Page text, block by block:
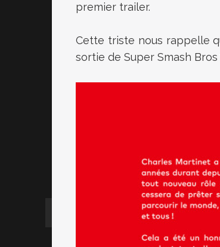
premier trailer.
Cette triste nous rappelle
sortie de Super Smash Bros